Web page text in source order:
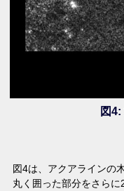
図
図4は、アクアラインの
丸く囲った部分をさら